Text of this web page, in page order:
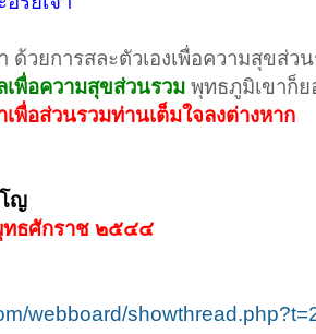
วยการสละตัวเองเพื่อความสุขส่ว
เพื่อความสุขส่วนรวม พุทธภูมิเขาก็ย
พื่อส่วนรวมท่านเต็มใจลงต่างหาก
ญ
ทธศักราช ๒๕๔๔
webboard/